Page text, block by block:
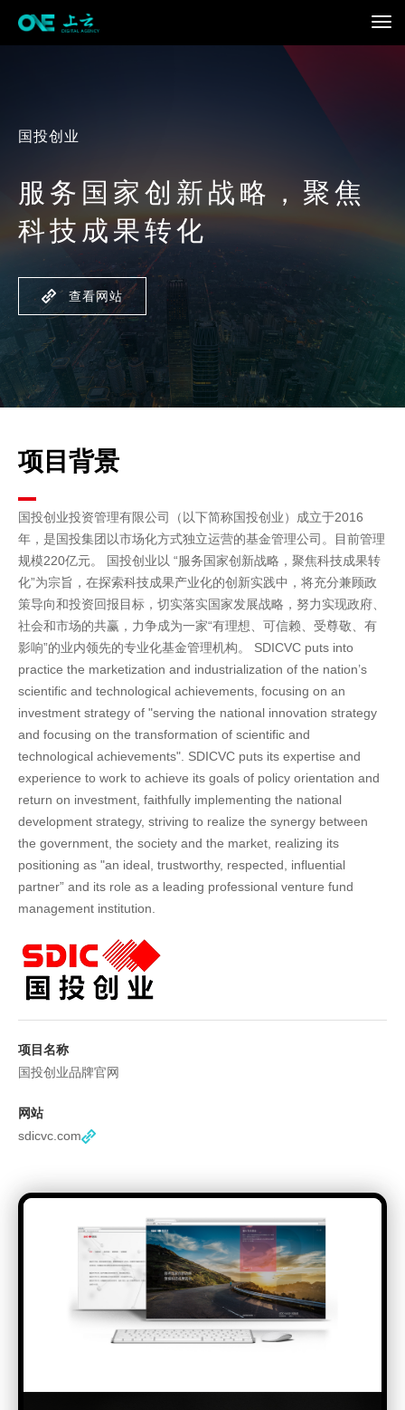
国投创业
服务国家创新战略，聚焦
科技成果转化
查看网站
项目背景
国投创业投资管理有限公司（以下简称国投创业）成立于2016
年，是国投集团以市场化方式独立运营的基金管理公司。目前管理
规模220亿元。
国投创业以 “服务国家创新战略，聚焦科技成果转
化”为宗旨，在探索科技成果产业化的创新实践中，将充分兼顾政
策导向和投资回报目标，切实落实国家发展战略，努力实现政府、
社会和市场的共赢，力争成为一家“有理想、可信赖、受尊敬、有
影响”的业内领先的专业化基金管理机构。
SDICVC puts into
practice the marketization and industrialization of the nation’s
scientific and technological achievements, focusing on an
investment strategy of "serving the national innovation strategy
and focusing on the transformation of scientific and
technological achievements". SDICVC puts its expertise and
experience to work to achieve its goals of policy orientation and
return on investment, faithfully implementing the national
development strategy, striving to realize the synergy between
the government, the society and the market, realizing its
positioning as "an ideal, trustworthy, respected, influential
partner” and its role as a leading professional venture fund
management institution.
项目名称
国投创业品牌官网
网站
sdicvc.com